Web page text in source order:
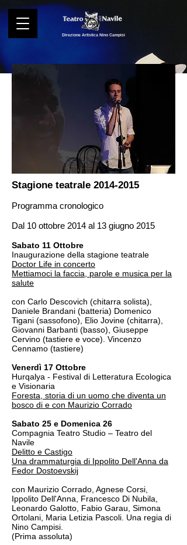
Direzione Artistica Nino Campisi
Stagione teatrale 2014-2015
Programma cronologico
Dal 10 ottobre 2014 al 13 giugno 2015
Sabato 11 Ottobre
Inaugurazione della stagione teatrale
Doctor Life in concerto
Mettiamoci la faccia, parole e musica per la
salute
con Carlo Descovich (chitarra solista),
Daniele Brandani (batteria) Domenico
Tigani (sassofono), Elio Jovine (chitarra),
Giovanni Barbanti (basso), Giuseppe
Cervino (tastiere e voce). Vincenzo
Cennamo (tastiere)
Venerdì 17 Ottobre
Hurqalya - Festival di Letteratura Ecologica
e Visionaria
Foresta, storia di un uomo che diventa un
bosco di e con Maurizio Corrado
Sabato 25 e Domenica 26
Compagnia Teatro Studio – Teatro del
Navile
Delitto e Castigo
Una drammaturgia di Ippolito Dell'Anna da
Fedor Dostoevskij
con Maurizio Corrado, Agnese Corsi,
Ippolito Dell'Anna, Francesco Di Nubila,
Leonardo Galotto, Fabio Garau, Simona
Ortolani, Maria Letizia Pascoli. Una regia di
Nino Campisi.
(Prima assoluta)